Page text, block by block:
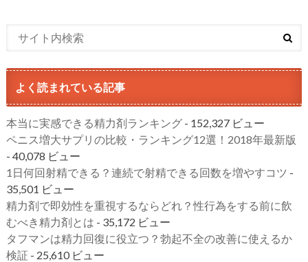
よく読まれている記事
本当に実感できる精力剤ランキング- 152,327 ビュー
ペニス増大サプリの比較・ランキング12選！2018年最新版
- 40,078 ビュー
1日何回射精できる？連続で射精できる回数を増やすコツ -
35,501 ビュー
精力剤で即効性を重視するならどれ？性行為をする前に飲
むべき精力剤とは - 35,172 ビュー
タフマンは精力回復に役立つ？勃起不全の改善に使えるか
検証 - 25,610 ビュー